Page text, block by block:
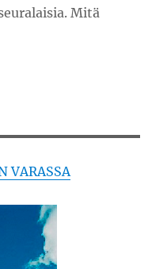
Mitä
VARASSA